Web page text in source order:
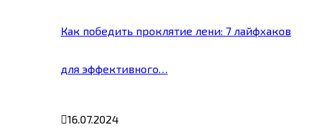
Как победить проклятие лени: 7 лайфхаков
для эффективного…
16.07.2024